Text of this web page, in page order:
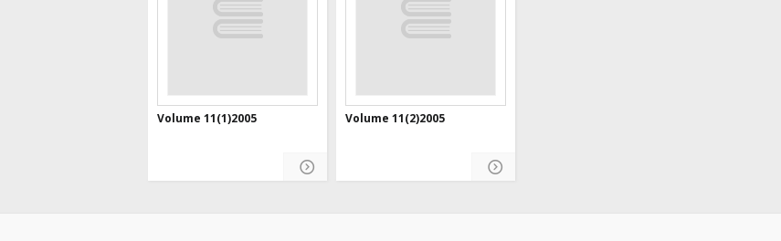
Volume 11(1)2005 Volume 11(2)2005